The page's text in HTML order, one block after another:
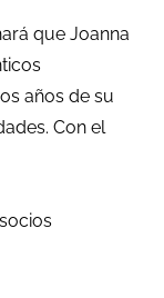
que Joanna
años de su
Con el